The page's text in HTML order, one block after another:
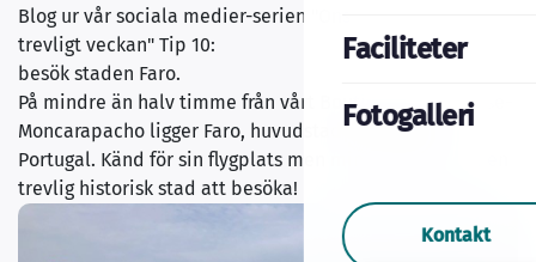
Faciliteter
Fotogalleri
Kontakt
Blog ur vår sociala medier-serien "Onsdagen bryter så
trevligt veckan" Tip 10:
besök staden Faro.
På mindre än halv timme från vårt Boutique Guesthouse-
Moncarapacho ligger Faro, huvudstaden i Algarve, i
Portugal. Känd för sin flygplats men mindre känd som en
trevlig historisk stad att besöka!